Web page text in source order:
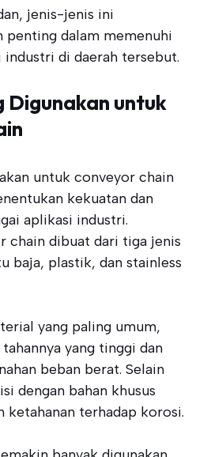
jenis-jenis ini
penting dalam memenuhi
di daerah tersebut.
untuk
untuk conveyor chain
kekuatan dan
aplikasi industri.
chain dibuat dari tiga jenis
baja, plastik, dan stainless
yang paling umum,
yang tinggi dan
beban berat. Selain
dengan bahan khusus
ketahanan terhadap korosi.